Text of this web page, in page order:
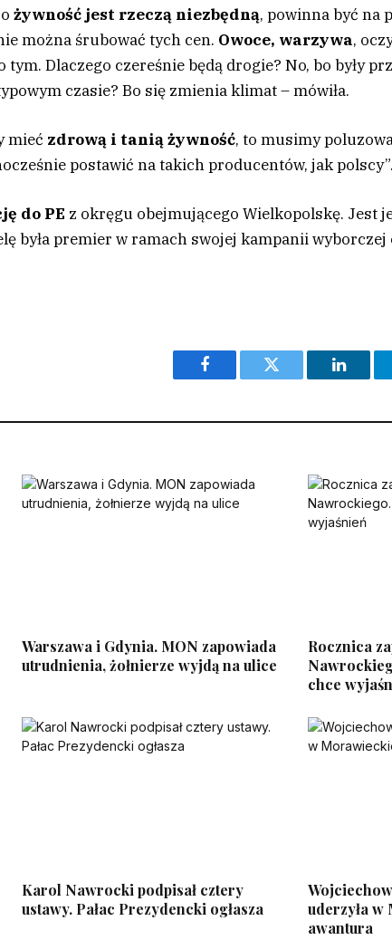
żywność jest rzeczą niezbędną, powinna być na
można śrubować tych cen. Owoce, warzywa,
Dlaczego czereśnie będą drogie? No, bo były
czasie? Bo się zmienia klimat – mówiła.
mieć zdrową i tanią żywność, to musimy
postawić na takich producentów, jak polscy”.
do PE z okręgu obejmującego Wielkopolskę. Jest
była premier w ramach swojej kampanii wyborczej
Facebook Twitter
Warszawa i Gdynia. MON zapowiada
utrudnienia, żołnierze wyjdą na ulice
Rocznica
chce
Karol Nawrocki podpisał cztery
ustawy. Pałac Prezydencki ogłasza
uderzyła w
awantura